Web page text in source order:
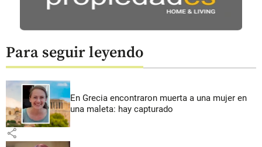
Para seguir leyendo
En Grecia encontraron muerta a una mujer en
una maleta: hay capturado
share